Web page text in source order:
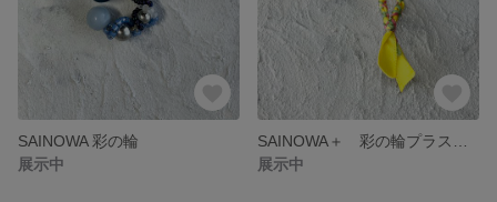
SAINOWA 彩の輪
展示中
展示中